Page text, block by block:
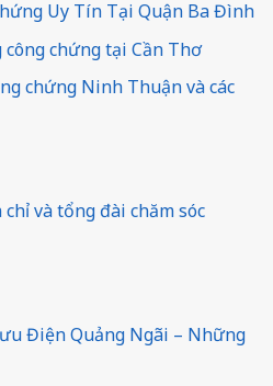
Uy Tín Tại Quận Ba Đình
công chứng tại Cần Thơ
chứng Ninh Thuận và các
và tổng đài chăm sóc
Điện Quảng Ngãi – Những